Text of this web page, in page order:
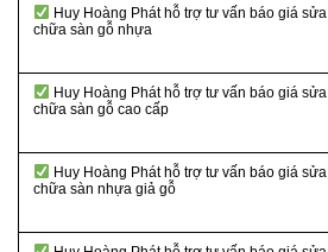
Huy Hoàng Phát hỗ trợ tư vấn báo giá sửa
chữa sàn gỗ nhựa
Huy Hoàng Phát hỗ trợ tư vấn báo giá sửa
chữa sàn gỗ cao cấp
Huy Hoàng Phát hỗ trợ tư vấn báo giá sửa
chữa sàn nhựa giả gỗ